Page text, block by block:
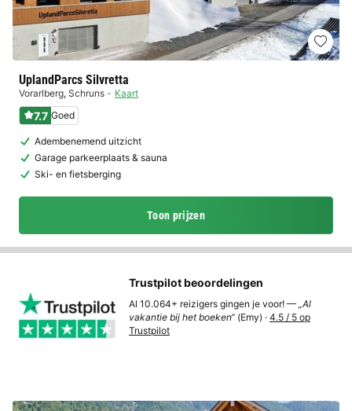
UplandParcs Silvretta
Vorarlberg, Schruns Kaart
7.7 Goed
Adembenemend uitzicht
Garage parkeerplaats & sauna
Ski- en fietsberging
Toon prijzen
Trustpilot beoordelingen
Al 10.064+ reizigers gingen je voor! — „Al
vakantie bij het boeken“ (Emy) · 4.5 / 5 op
Trustpilot